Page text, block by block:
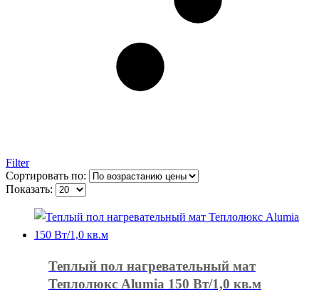
Filter
Сортировать по:
Показать:
Теплый пол нагревательный мат
Теплолюкс Alumia 150 Вт/1,0 кв.м